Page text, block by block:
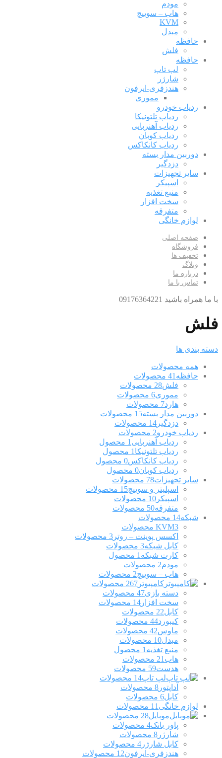
مودم
هاب – سوییچ
KVM
مبدل
حافظه
فلش
حافظه
لپ تاپ
شارژر
هندزفری-ایرفون
مموری
ردیاب خودرو
ردیاب تلتونیکا
ردیاب آهنربایی
ردیاب کوبان
ردیاب کانکاکس
دوربین مدار بسته
دزدگیر
سایر تجهیزات
اسپیکر
منبع تغذیه
سخت افزار
متفرقه
لوازم خانگی
صفحه اصلی
فروشگاه
تخفیف ها
وبلاگ
درباره ما
تماس با ما
با ما همراه باشید 09176364221
فلش
دسته بندی ها
همه محصولات
حافظه 41 محصولات
فلش28 محصولات
مموری6 محصولات
هارد7 محصولات
دوربین مدار بسته15 محصولات
دزدگیر 14 محصولات
ردیاب خودرو2 محصولات
ردیاب آهنربایی 1 محصول
ردیاب تلتونیکا 1 محصول
ردیاب کانکاکس0 محصول
ردیاب کوبان0 محصول
سایر تجهیزات78 محصولات
اسپلیتر و سوییچ15 محصولات
اسپیکر 10 محصولات
متفرقه50 محصولات
شبکه14 محصولات
KVM3 محصولات
اکسس پوینت – روتر 3 محصولات
کابل شبکه3 محصولات
کارت شبکه 1 محصول
مودم2 محصولات
هاب – سوییچ2 محصولات
کامپیوتر 267 محصولات
دسته بازی47 محصولات
سخت افزار 14 محصولات
کابل22 محصولات
کیبورد44 محصولات
ماوس42 محصولات
مبدل10 محصولات
منبع تغذیه 1 محصول
هاب 21 محصولات
هدست59 محصولات
لپ تاپ14 محصولات
آداپتور 8 محصولات
کابل6 محصولات
لوازم خانگی 11 محصولات
موبایل28 محصولات
پاور بانک4 محصولات
شارژر 8 محصولات
کابل شارژر 4 محصولات
هندزفری-ایرفون12 محصولات